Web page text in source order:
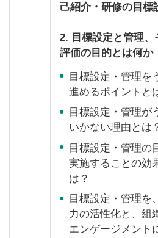
己紹介・研修の目標
2. 目標設定と管理、
評価の目的とは何か
目標設定・管理を
進めるポイントと
目標設定・管理が
いかない理由とは
目標設定・管理の
実施することの効
は？
目標設定・管理を
力の活性化と、組
エンゲージメント